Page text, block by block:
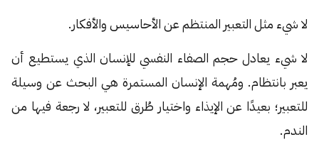
لا شيء مثل التعبير المنتظم عن الأحاسيس والأفكار.
لا شيء يعادل حجم الصفاء النفسي للإنسان الذي يستطيع أن
يعبر بانتظام. ومُهمة الإنسان المستمرة هي البحث عن وسيلة
للتعبير؛ بعيدًا عن الإيذاء واختيار طُرق للتعبير، لا رجعة فيها من
الندم.